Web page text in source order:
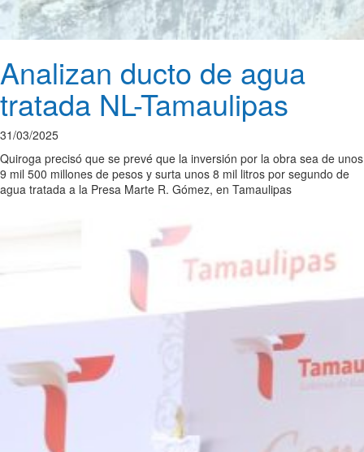
Analizan ducto de agua
tratada NL-Tamaulipas
31/03/2025
Quiroga precisó que se prevé que la inversión por la obra sea de unos
9 mil 500 millones de pesos y surta unos 8 mil litros por segundo de
agua tratada a la Presa Marte R. Gómez, en Tamaulipas